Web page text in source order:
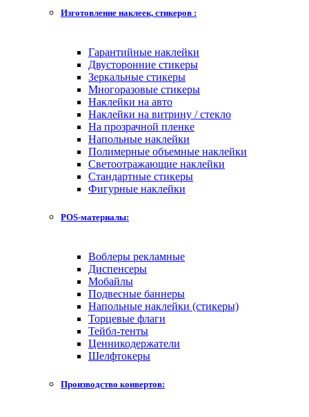
Изготовление наклеек, стикеров :
Гарантийные наклейки
Двусторонние стикеры
Зеркальные стикеры
Многоразовые стикеры
Наклейки на авто
Наклейки на витрину / стекло
На прозрачной пленке
Напольные наклейки
Полимерные объемные наклейки
Светоотражающие наклейки
Стандартные стикеры
Фигурные наклейки
POS-материалы:
Воблеры рекламные
Диспенсеры
Мобайлы
Подвесные баннеры
Напольные наклейки (стикеры)
Торцевые флаги
Тейбл-тенты
Ценникодержатели
Шелфтокеры
Производство конвертов: